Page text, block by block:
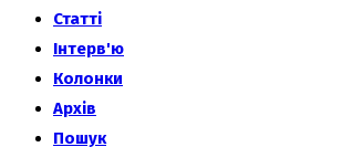
Статті
Інтерв'ю
Колонки
Архів
Пошук